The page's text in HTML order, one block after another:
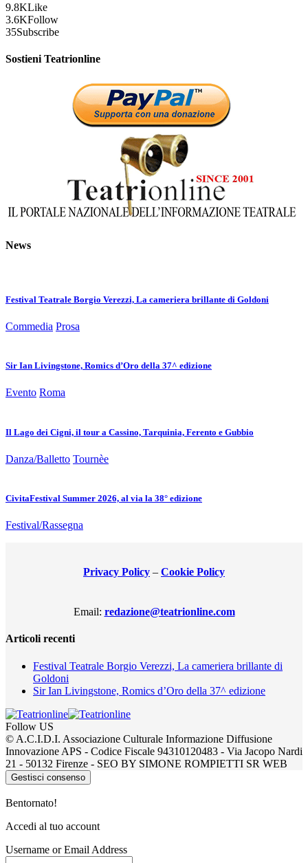
9.8KLike
3.6KFollow
35Subscribe
Sostieni Teatrionline
News
Festival Teatrale Borgio Verezzi, La cameriera brillante di Goldoni
Commedia Prosa
Sir Ian Livingstone, Romics d’Oro della 37^ edizione
Evento Roma
Il Lago dei Cigni, il tour a Cassino, Tarquinia, Ferento e Gubbio
Danza/Balletto Tournèe
CivitaFestival Summer 2026, al via la 38° edizione
Festival/Rassegna
Privacy Policy – Cookie Policy
Email: redazione@teatrionline.com
Articoli recenti
Festival Teatrale Borgio Verezzi, La cameriera brillante di
Goldoni
Sir Ian Livingstone, Romics d’Oro della 37^ edizione
Follow US
© A.C.I.D.I. Associazione Culturale Informazione Diffusione
Innovazione APS - Codice Fiscale 94310120483 - Via Jacopo Nardi
21 - 50132 Firenze - SEO BY SIMONE ROMPIETTI SR WEB
Gestisci consenso
Bentornato!
Accedi al tuo account
Username or Email Address